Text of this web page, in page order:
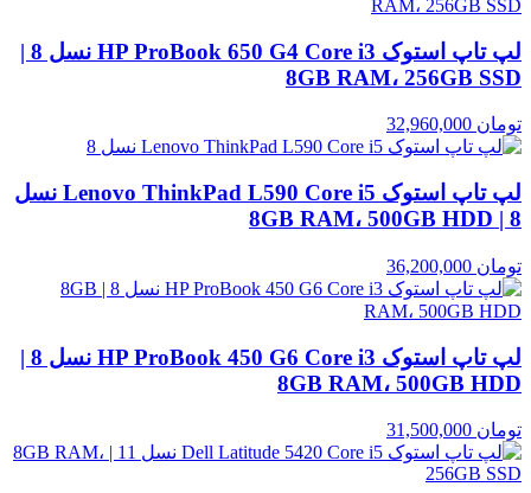
لپ تاپ استوک HP ProBook 650 G4 Core i3 نسل 8 |
8GB RAM، 256GB SSD
تومان
لپ تاپ استوک Lenovo ThinkPad L590 Core i5 نسل
8 | 8GB RAM، 500GB HDD
تومان
لپ تاپ استوک HP ProBook 450 G6 Core i3 نسل 8 |
8GB RAM، 500GB HDD
تومان